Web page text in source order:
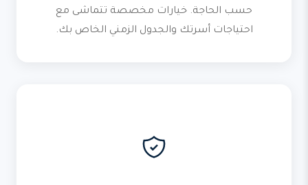
حسب الحاجة. خيارات مخصصة تتماشى مع
احتياجات أسرتك والجدول الزمني الخاص بك.